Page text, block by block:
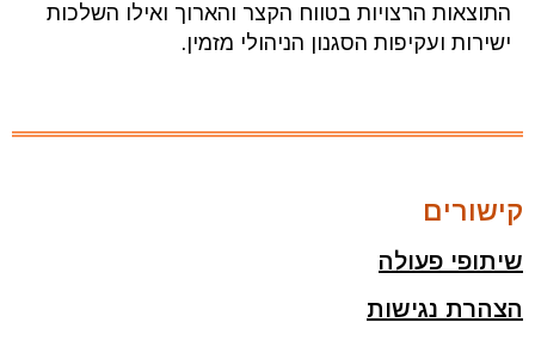
התוצאות הרצויות בטווח הקצר והארוך ואילו השלכות
ישירות ועקיפות הסגנון הניהולי מזמין.
קישורים
שיתופי פעולה
הצהרת נגישות